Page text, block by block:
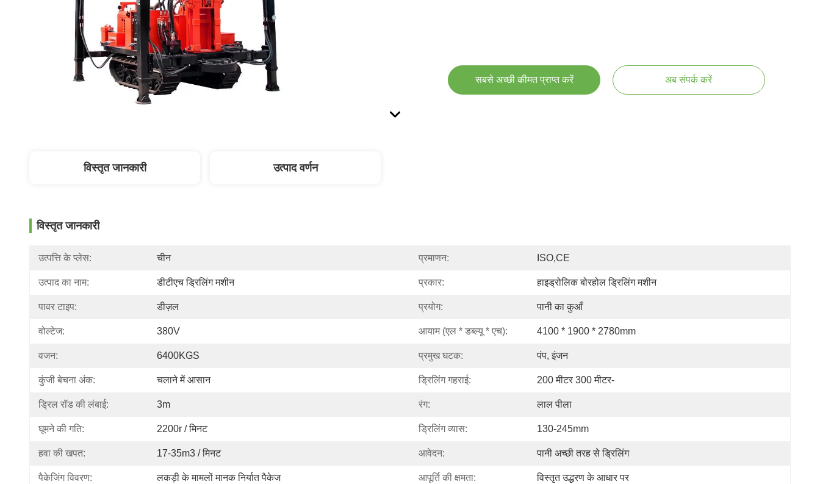
सबसे अच्छी कीमत प्राप्त करें अब संपर्क करें
विस्तृत जानकारी उत्पाद वर्णन
विस्तृत जानकारी
उत्पत्ति के प्लेस: चीन प्रमाणन: ISO,CE
उत्पाद का नाम: डीटीएच ड्रिलिंग मशीन प्रकार: हाइड्रोलिक बोरहोल ड्रिलिंग मशीन
पावर टाइप: डीज़ल प्रयोग: पानी का कुआँ
वोल्टेज: 380V आयाम (एल * डब्ल्यू * एच): 4100 * 1900 * 2780mm
वजन: 6400KGS प्रमुख घटक: पंप, इंजन
कुंजी बेचना अंक: चलाने में आसान ड्रिलिंग गहराई: 200 मीटर 300 मीटर-
ड्रिल रॉड की लंबाई: 3m रंग: लाल पीला
घूमने की गति: 2200r / मिनट ड्रिलिंग व्यास: 130-245mm
हवा की खपत: 17-35m3 / मिनट आवेदन: पानी अच्छी तरह से ड्रिलिंग
पैकेजिंग विवरण: लकड़ी के मामलों मानक निर्यात पैकेज आपूर्ति की क्षमता: विस्तृत उद्धरण के आधार पर